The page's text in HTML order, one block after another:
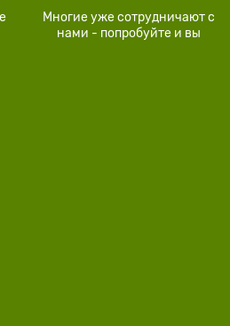
Многие уже сотрудничают с
нами - попробуйте и вы